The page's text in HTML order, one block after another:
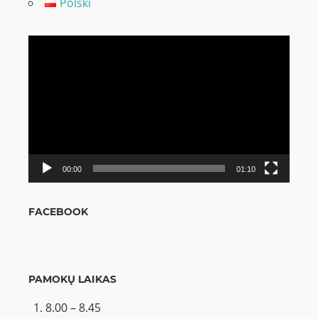
Polski
00:00 01:10
FACEBOOK
PAMOKŲ LAIKAS
8.00 – 8.45